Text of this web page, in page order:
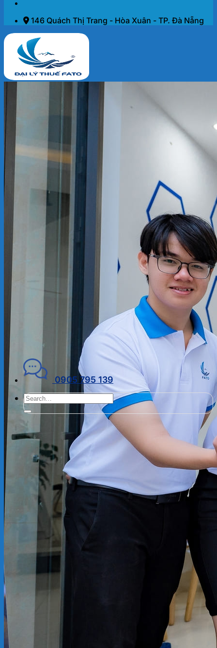
146 Quách Thị Trang - Hòa Xuân - TP. Đà Nẵng
KẾ TOÁN – THUẾ
ĐẠI LÝ THUẾ
PHÁP LÝ DOANH NGHIỆP
Kiến thức chuyên ngành
KẾ TOÁN – TÀI CHÍNH
GIỚI THIỆU
CHÍNH SÁCH BẢO MẬT
0905 795 139